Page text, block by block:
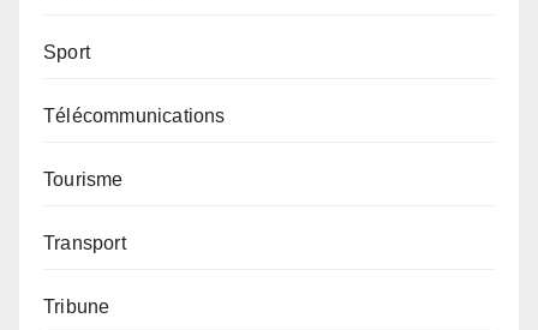
Sport
Télécommunications
Tourisme
Transport
Tribune